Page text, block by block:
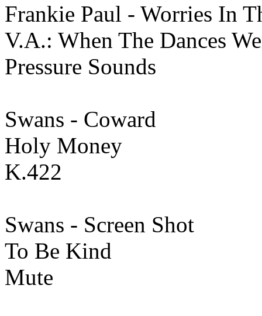
Frankie Paul - Worries In
V.A.: When The Dances
Pressure Sounds
Swans - Coward
Holy Money
K.422
Swans - Screen Shot
To Be Kind
Mute